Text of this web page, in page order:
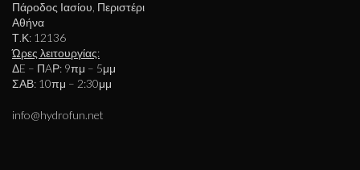
Πάροδος Ιασίου, Περιστέρι
Αθήνα
Τ.Κ: 12136
Ώρες λειτουργίας:
ΔE – ΠAΡ: 9πμ – 5μμ
ΣΑΒ: 10πμ – 2:30μμ
info@hydrofun.net